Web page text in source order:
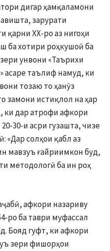
дигар ҳамқаламони
зарурати
қарни XX-ро аз нигоҳи
ба хотири роҳкушоӣ ба
унвони «Таърихи
асаре таълиф намуд, ки
тозаю то ҳанӯз
замони истиқлол на ҳар
ки дар атрофи афкори
30-и асри гузашта, чизе
«Дар солҳои қабл аз
мавзуъ ғайриимкон буд,
методологӣ ба ин роҳ
афкори назариву
ро ба таври муфассал
Бояд гуфт, ки афкори
зери фишорҳои